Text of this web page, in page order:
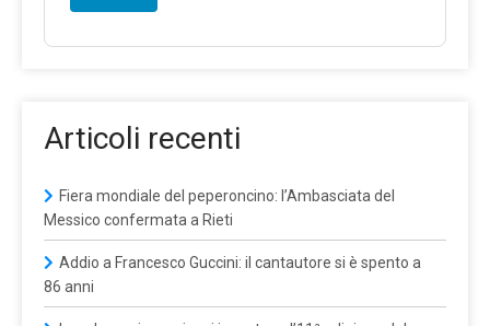
Articoli recenti
Fiera mondiale del peperoncino: l’Ambasciata del
Messico confermata a Rieti
Addio a Francesco Guccini: il cantautore si è spento a
86 anni